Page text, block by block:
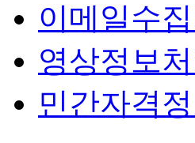
이메일수
영상정보
민간자격